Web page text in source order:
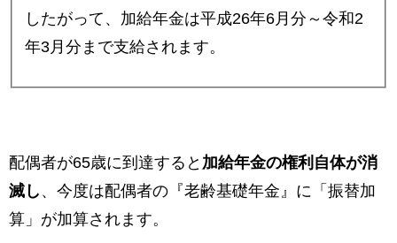
したがって、加給年金は平成26年6月分～令和2
年3月分まで支給されます。
配偶者が65歳に到達すると 加給年金の権利自体が消
滅し 、今度は配偶者の『老齢基礎年金』に「振替加
算」が加算されます。